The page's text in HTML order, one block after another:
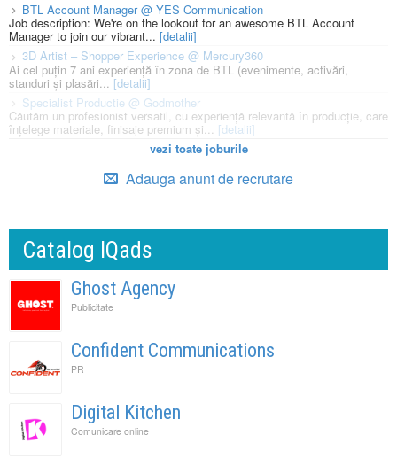
BTL Account Manager @ YES Communication
Job description: We're on the lookout for an awesome BTL Account
Manager to join our vibrant... [detalii]
3D Artist – Shopper Experience @ Mercury360
Ai cel puțin 7 ani experiență în zona de BTL (evenimente, activări,
standuri și plasări...[detalii]
Specialist Productie @ Godmother
Căutăm un profesionist versatil, cu experiență relevantă în producție, care
înțelege materiale, finisaje premium și... [detalii]
vezi toate joburile
Adauga anunt de recrutare
Catalog IQads
Ghost Agency
Publicitate
Confident Communications
PR
Digital Kitchen
Comunicare online